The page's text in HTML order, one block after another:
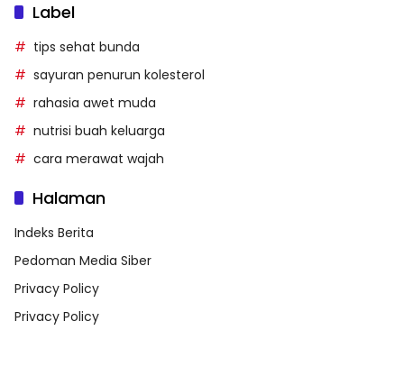
Label
tips sehat bunda
sayuran penurun kolesterol
rahasia awet muda
nutrisi buah keluarga
cara merawat wajah
Halaman
Indeks Berita
Pedoman Media Siber
Privacy Policy
Privacy Policy